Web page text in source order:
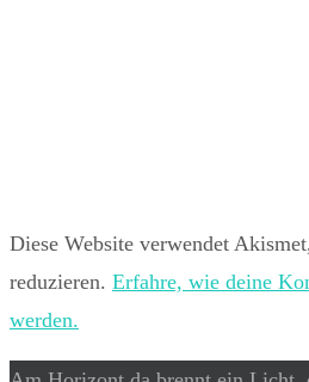
Diese Website verwendet
reduzieren. Erfahre, wie deine
werden.